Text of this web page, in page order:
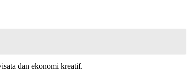
dan ekonomi kreatif.